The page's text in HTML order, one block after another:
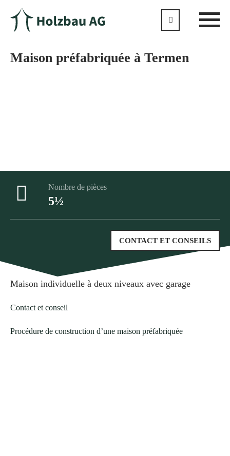
Maison préfabriquée à Termen
Nombre de pièces
5½
CONTACT ET CONSEILS
Maison individuelle à deux niveaux avec garage
Contact et conseil
Procédure de construction d’une maison préfabriquée